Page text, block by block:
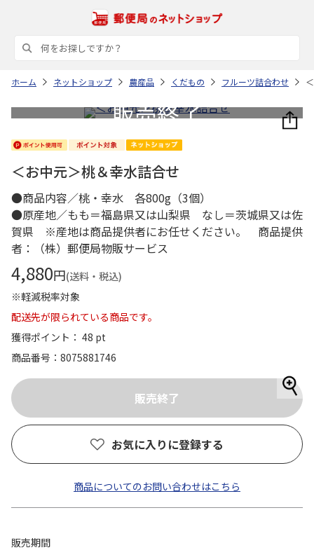
ホーム ネットショップ 農産品 くだもの フルーツ詰合わせ
＜お中元＞桃＆幸水詰合せ
●商品内容／桃・幸水 各800g（3個）
●原産地／もも＝福島県又は山梨県 なし＝茨城県又は佐
賀県 ※産地は商品提供者にお任せください。 商品提供
者：（株）郵便局物販サービス
4,880円(送料・税込)
※軽減税率対象
配送先が限られている商品です。
獲得ポイント： 48 pt
商品番号
8075881746
お気に入りに登録する
商品についてのお問い合わせはこちら
販売期間